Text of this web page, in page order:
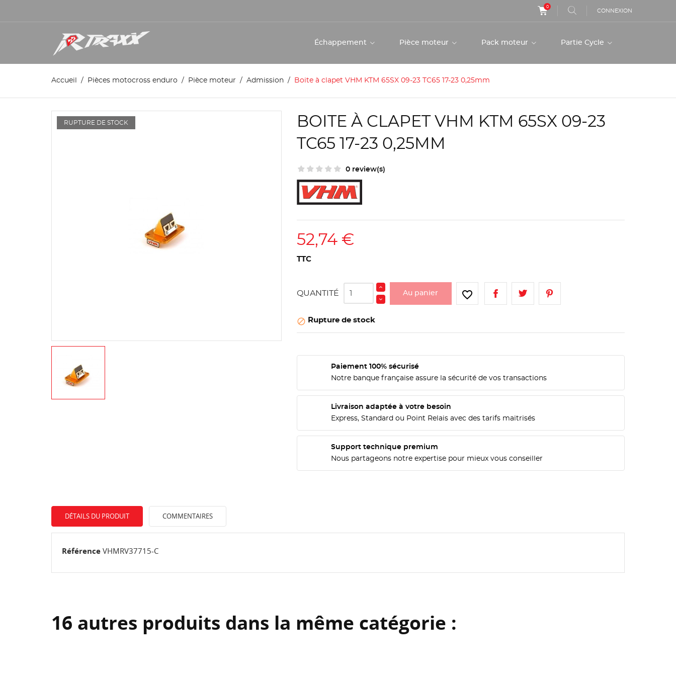
0
CONNEXION
Échappement Pièce moteur Pack moteur Partie Cycle
Accueil Pièces motocross enduro Pièce moteur Admission Boite à clapet VHM KTM 65SX 09-23 TC65 17-23 0,25mm
RUPTURE DE STOCK
BOITE À CLAPET VHM KTM 65SX 09-23
TC65 17-23 0,25MM
0 review(s)
52,74 €
TTC
QUANTITÉ Au panier favorite_border
 Rupture de stock
Paiement 100% sécurisé
Notre banque française assure la sécurité de vos transactions
Livraison adaptée à votre besoin
Express, Standard ou Point Relais avec des tarifs maitrisés
Support technique premium
Nous partageons notre expertise pour mieux vous conseiller
DÉTAILS DU PRODUIT COMMENTAIRES
Référence VHMRV37715-C
16 autres produits dans la même catégorie :